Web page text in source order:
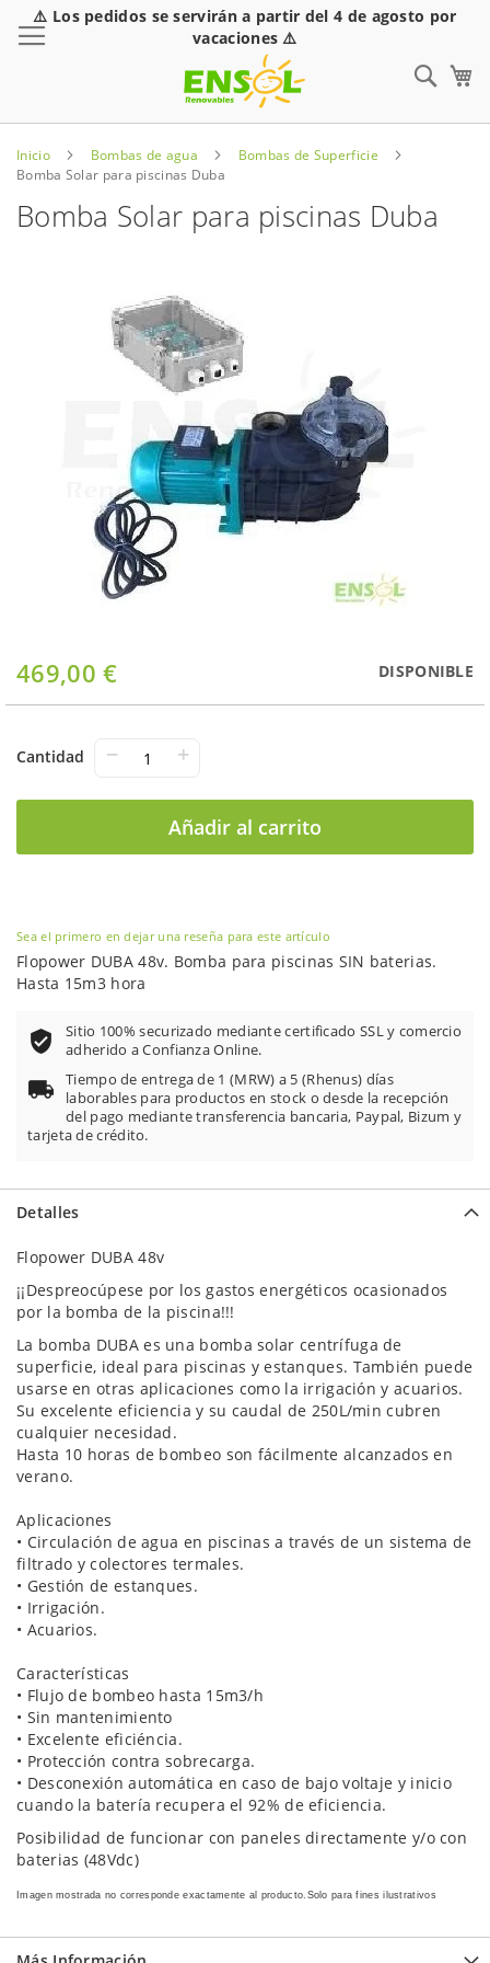
⚠️ Los pedidos se servirán a partir del 4 de agosto por
vacaciones ⚠️
Inicio Bombas de agua
Bombas de Superficie
Bomba Solar para piscinas Duba
Bomba Solar para piscinas Duba
469,00 € DISPONIBLE
Cantidad − +
Añadir al carrito
Saltar
al
comienzo
la
Sea el primero en dejar una reseña para este artículo
Flopower DUBA 48v. Bomba para piscinas SIN baterias.
Hasta 15m3 hora
Sitio 100% securizado mediante certificado SSL y comercio
adherido a Confianza Online.
Tiempo de entrega de 1 (MRW) a 5 (Rhenus) días
laborables para productos en stock o desde la recepción
del pago mediante transferencia bancaria, Paypal, Bizum y
tarjeta de crédito.
Detalles
Flopower DUBA 48v
¡¡Despreocúpese por los gastos energéticos ocasionados
por la bomba de la piscina!!!
La bomba DUBA es una bomba solar centrífuga de
superficie, ideal para piscinas y estanques. También puede
usarse en otras aplicaciones como la irrigación y acuarios.
Su excelente eficiencia y su caudal de 250L/min cubren
cualquier necesidad.
Hasta 10 horas de bombeo son fácilmente alcanzados en
verano.
Aplicaciones
• Circulación de agua en piscinas a través de un sistema de
filtrado y colectores termales.
• Gestión de estanques.
• Irrigación.
• Acuarios.
Características
• Flujo de bombeo hasta 15m3/h
• Sin mantenimiento
• Excelente eficiéncia.
• Protección contra sobrecarga.
• Desconexión automática en caso de bajo voltaje y inicio
cuando la batería recupera el 92% de eficiencia.
Posibilidad de funcionar con paneles directamente y/o con
baterias (48Vdc)
Imagen mostrada no corresponde exactamente al producto.Solo para fines ilustrativos